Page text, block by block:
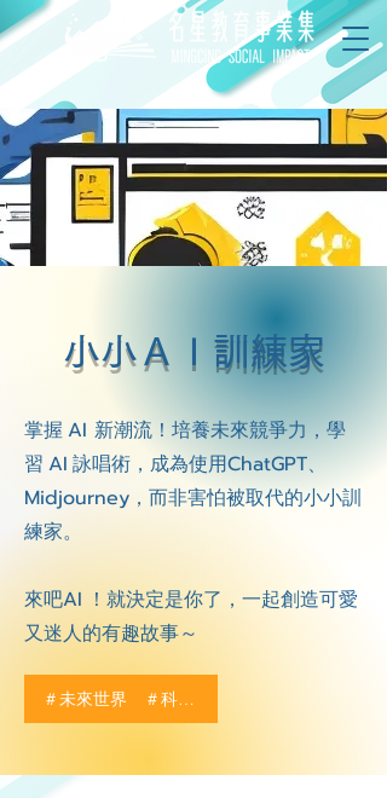
小小ＡＩ訓練家
掌握 AI 新潮流！培養未來競爭力，學
習 AI 詠唱術，成為使用ChatGPT、
Midjourney，而非害怕被取代的小小訓
練家。
來吧AI
​！就決定是你了，一起創造可愛
又迷人的有趣故事～
＃未來世界 ＃科技趨勢 ＃素養教育